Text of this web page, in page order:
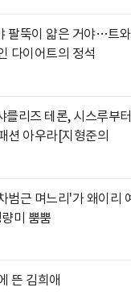
팔뚝이 얇은 거야…트와
다이어트의 정석
를리즈 테론, 시스루부터
션 아우라[지형준의
범근 며느리'가 왜이리
미 뿜뿜
뜬 김희애